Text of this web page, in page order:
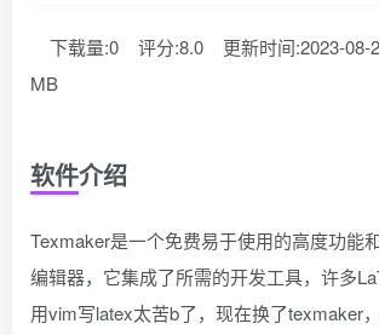
下载量:0 评分:8.0 更新时间:2023-08-
MB
软件介绍
Texmaker是一个免费易于使用的高度功能
编辑器，它集成了所需的开发工具，许多
用vim写latex太苦b了，现在换了texmaker